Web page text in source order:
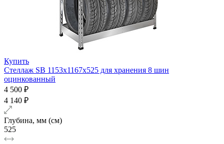
Купить
Стеллаж SB 1153х1167х525 для хранения 8 шин
оцинкованный
4 500 ₽
4 140 ₽
Глубина, мм (см)
525